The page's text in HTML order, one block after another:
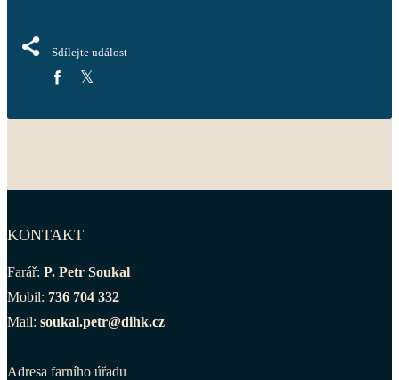
Sdílejte událost
KONTAKT
Farář: P. Petr Soukal
Mobil: 736 704 332
Mail: soukal.petr@dihk.cz
Adresa farního úřadu